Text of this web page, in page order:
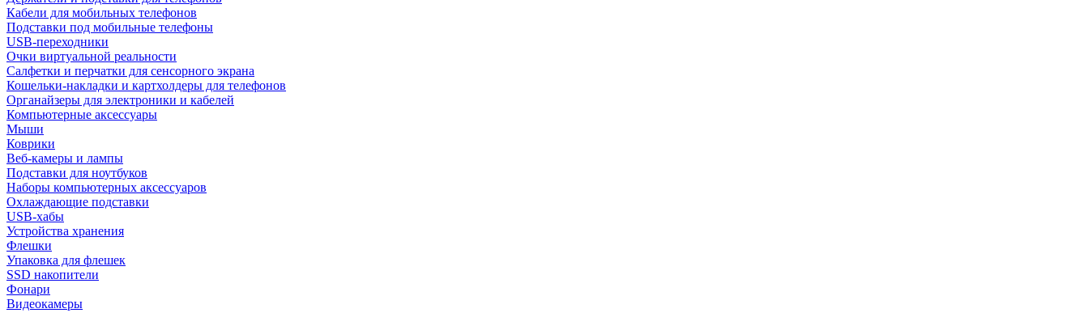
Кабели для мобильных телефонов
Подставки под мобильные телефоны
USB-переходники
Очки виртуальной реальности
Салфетки и перчатки для сенсорного экрана
Кошельки-накладки и картхолдеры для телефонов
Органайзеры для электроники и кабелей
Компьютерные аксессуары
Мыши
Коврики
Веб-камеры и лампы
Подставки для ноутбуков
Наборы компьютерных аксессуаров
Охлаждающие подставки
USB-хабы
Устройства хранения
Флешки
Упаковка для флешек
SSD накопители
Фонари
Видеокамеры